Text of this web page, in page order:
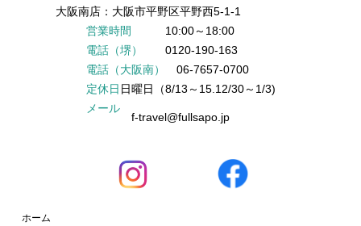
大阪南店：大阪市平野区平野西5-1-1
営業時間 10:00～18:00
電話（堺）
0120-190-163
電話（大阪南） 06-7657-0700
定休日 日曜日（8/13～15.12/30～1/3)
メール
f-travel@fullsapo.jp
ホーム